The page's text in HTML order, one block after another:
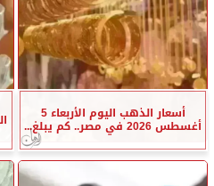
أسعار الذهب اليوم الأربعاء 5
أغسطس 2026 في مصر.. كم يبلغ...